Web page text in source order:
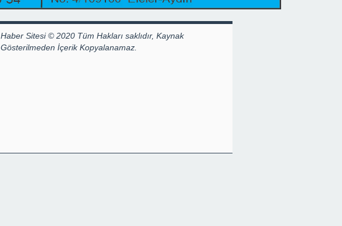
Haber Sitesi © 2020 Tüm Hakları saklıdır, Kaynak
Gösterilmeden İçerik Kopyalanamaz.